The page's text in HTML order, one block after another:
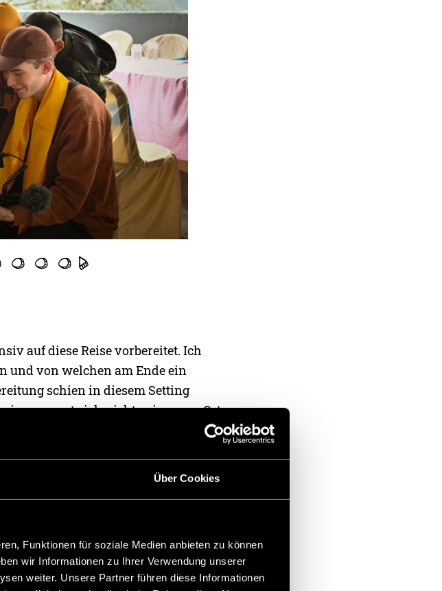
Über Cookies
Funktionen für soziale Medien anbieten zu können
wir Informationen zu Ihrer Verwendung unserer
weiter. Unsere Partner führen diese Informationen
auf diese Reise vorbereitet. Ich
und von welchen am Ende ein
schien in diesem Setting
wusste ich nicht, wie es vor Ort
war ich selbst sehr gespannt,
nicht immer in dem klassischen
arbeitet eng mit den